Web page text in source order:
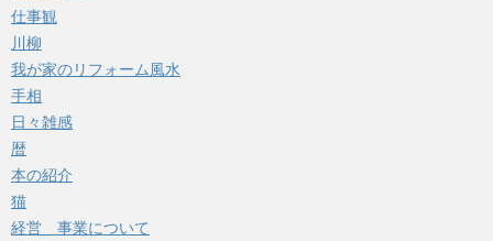
仕事観
川柳
我が家のリフォーム風水
手相
日々雑感
暦
本の紹介
猫
経営 事業について